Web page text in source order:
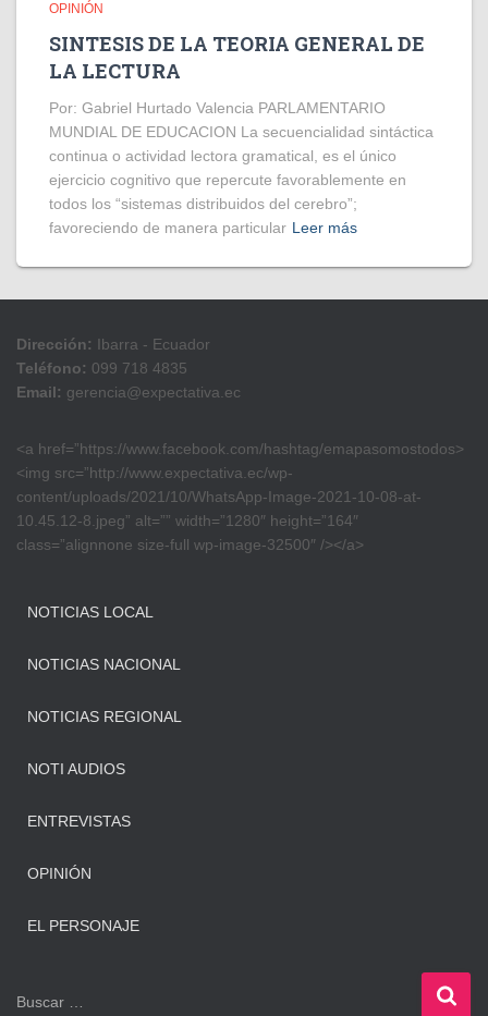
OPINIÓN
SINTESIS DE LA TEORIA GENERAL DE
LA LECTURA
Por: Gabriel Hurtado Valencia PARLAMENTARIO
MUNDIAL DE EDUCACION La secuencialidad sintáctica
continua o actividad lectora gramatical, es el único
ejercicio cognitivo que repercute favorablemente en
todos los “sistemas distribuidos del cerebro”;
favoreciendo de manera particular Leer más
Dirección: Ibarra - Ecuador
Teléfono: 099 718 4835
Email: gerencia@expectativa.ec
<a href=”https://www.facebook.com/hashtag/emapasomostodos>
<img src=”http://www.expectativa.ec/wp-
content/uploads/2021/10/WhatsApp-Image-2021-10-08-at-
10.45.12-8.jpeg” alt=”” width=”1280″ height=”164″
class=”alignnone size-full wp-image-32500″ /></a>
NOTICIAS LOCAL
NOTICIAS NACIONAL
NOTICIAS REGIONAL
NOTI AUDIOS
ENTREVISTAS
OPINIÓN
EL PERSONAJE
B
Buscar …